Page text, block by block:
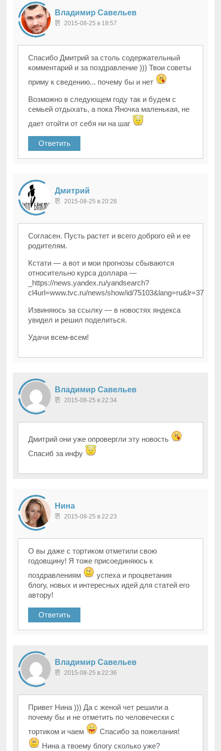
Владимир Савельев
2015-08-25 в 18:57
Спасибо Дмитрий за столь содержательный
комментарий и за поздравление ))) Твои советы
приму к сведению... почему бы и нет
Возможно в следующем году так и будем с
семьей отдыхать, а пока Яночка маленькая, не
дает отойти от себя ни на шаг
Ответить
Дмитрий
2015-08-25 в 20:28
Согласен. Пусть растет и всего доброго ей и ее
родителям.
Кстати — а вот и мои прогнозы сбываются
относительно курса доллара —
_https://news.yandex.ru/yandsearch?
cl4url=www.tvc.ru/news/show/id/75103&lang=ru&lr=37
Извиняюсь за ссылку — в новостях яндекса
увидел и решил поделиться.
Удачи всем-всем!
Владимир Савельев
2015-08-25 в 22:34
Дмитрий они уже опровергли эту новость
Спасиб за инфу
Нина
2015-08-25 в 22:23
О вы даже с тортиком отметили свою
годовщину! Я тоже присоединяюсь к
поздравлениям
успеха и процветания
блогу, новых и интересных идей для статей его
автору!
Ответить
Владимир Савельев
2015-08-25 в 22:36
Привет Нина ))) Да с женой чет решили а
почему бы и не отметить по человечески с
тортиком и чаем
Спасибо за пожелания!
Нина а твоему блогу сколько уже?